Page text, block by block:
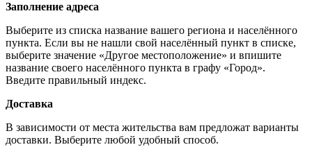
Заполнение адреса
Выберите из списка название вашего региона и населённого
пункта. Если вы не нашли свой населённый пункт в списке,
выберите значение «Другое местоположение» и впишите
название своего населённого пункта в графу «Город».
Введите правильный индекс.
Доставка
В зависимости от места жительства вам предложат варианты
доставки. Выберите любой удобный способ.